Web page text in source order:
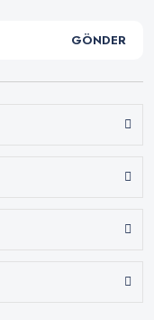
GÖNDER